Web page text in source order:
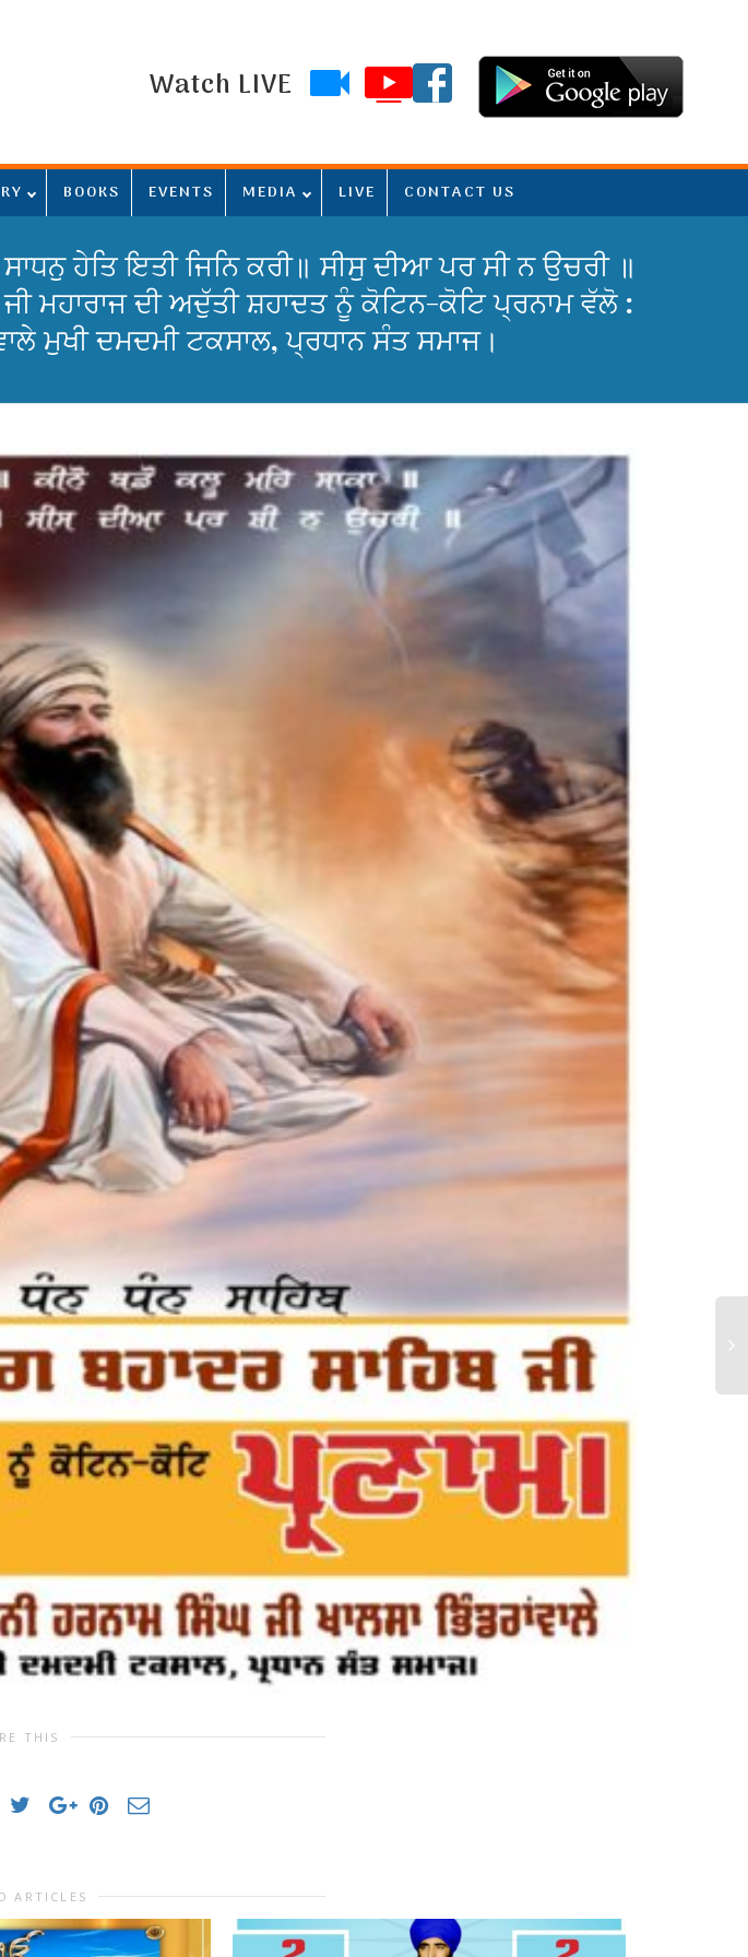
Watch LIVE
BOOKS EVENTS MEDIA LIVE CONTACT US
ਹੇਤਿ ਇਤੀ ਜਿਨਿ ਕਰੀ॥ ਸੀਸੁ ਦੀਆ ਪਰ ਸੀ ਨ ਉਚਰੀ ॥
ਮਹਾਰਾਜ ਦੀ ਅਦੁੱਤੀ ਸ਼ਹਾਦਤ ਨੂੰ ਕੋਟਿਨ-ਕੋਟਿ ਪ੍ਰਨਾਮ ਵੱਲੋ :
ਮੁਖੀ ਦਮਦਮੀ ਟਕਸਾਲ, ਪ੍ਰਧਾਨ ਸੰਤ ਸਮਾਜ।
THIS
ARTICLES